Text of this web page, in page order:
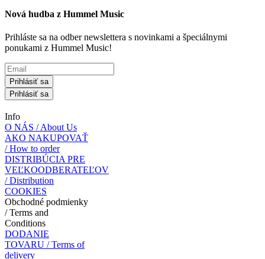
Nová hudba z Hummel Music
Prihláste sa na odber newslettera s novinkami a špeciálnymi
ponukami z Hummel Music!
Prihlásiť sa
Prihlásiť sa
Info
O NÁS / About Us
AKO NAKUPOVAŤ
/ How to order
DISTRIBÚCIA PRE
VEĽKOODBERATEĽOV
/ Distribution
COOKIES
Obchodné podmienky
/ Terms and
Conditions
DODANIE
TOVARU / Terms of
delivery